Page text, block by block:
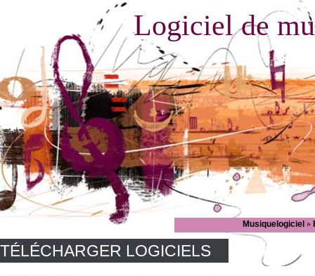
Logiciel de
Musiquelogiciel »
TÉLÉCHARGER LOGICIELS